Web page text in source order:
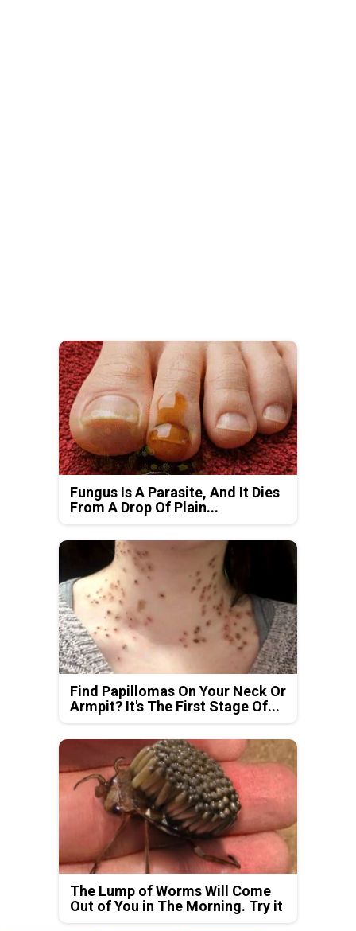
Fungus Is A Parasite, And It Dies
From A Drop Of Plain...
Find Papillomas On Your Neck Or
Armpit? It's The First Stage Of...
The Lump of Worms Will Come
Out of You in The Morning. Try it